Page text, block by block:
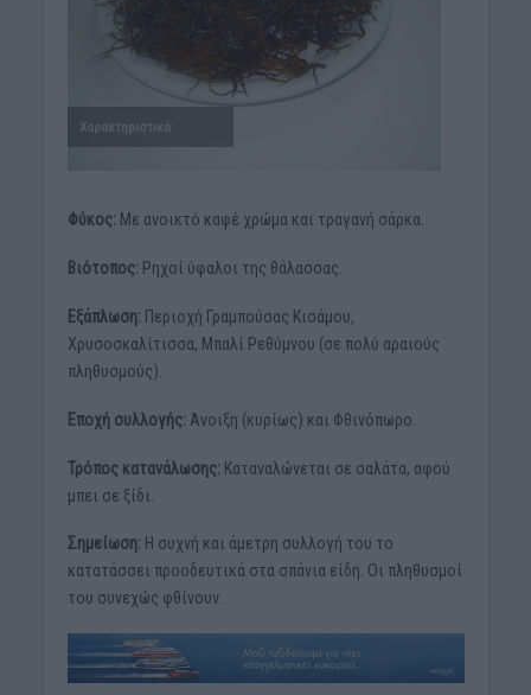
Χαρακτηριστικά:
Φύκος: Με ανοικτό καφέ χρώμα και τραγανή σάρκα.
Βιότοπος: Ρηχοί ύφαλοι της θάλασσας.
Εξάπλωση: Περιοχή Γραμπούσας Κισάμου,
Χρυσοσκαλίτισσα, Μπαλί Ρεθύμνου (σε πολύ αραιούς
πληθυσμούς).
Εποχή συλλογής: Άνοιξη (κυρίως) και Φθινόπωρο.
Τρόπος κατανάλωσης: Καταναλώνεται σε σαλάτα, αφού
μπει σε ξίδι.
Σημείωση: Η συχνή και άμετρη συλλογή του το
κατατάσσει προοδευτικά στα σπάνια είδη. Οι πληθυσμοί
του συνεχώς φθίνουν.